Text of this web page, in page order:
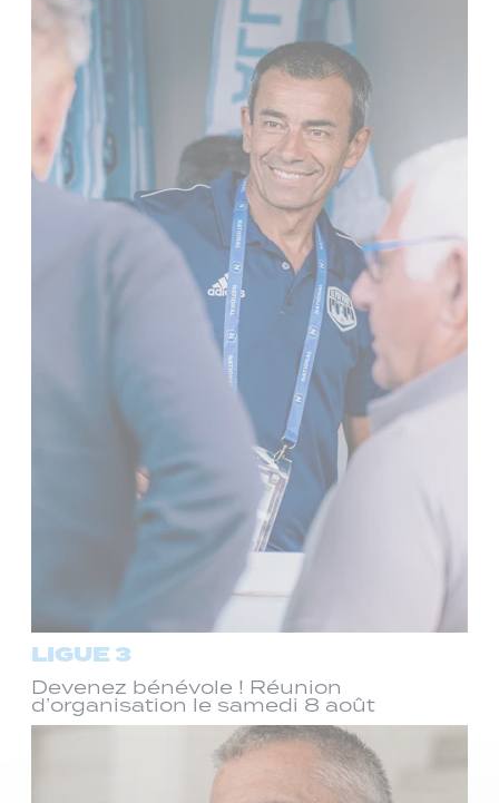
LIGUE 3
Devenez bénévole ! Réunion
d’organisation le samedi 8 août